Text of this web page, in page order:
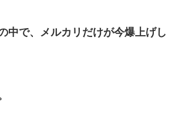
中で、メルカリだけが今爆上げし